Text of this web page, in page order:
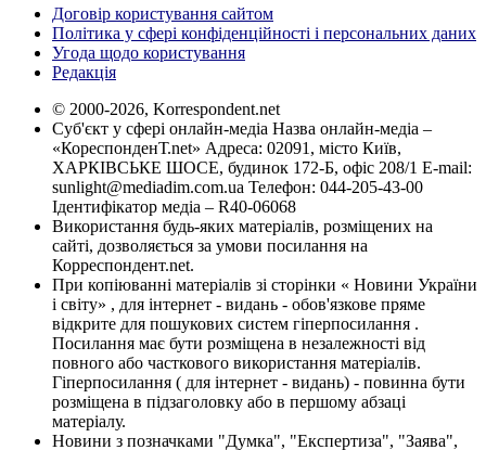
Договір користування сайтом
Політика у сфері конфіденційності і персональних даних
Угода щодо користування
Редакція
© 2000-2026, Korrespondent.net
Суб'єкт у сфері онлайн-медіа Назва онлайн-медіа –
«КореспонденТ.net» Адреса: 02091, місто Київ,
ХАРКІВСЬКЕ ШОСЕ, будинок 172-Б, офіс 208/1 E-mail:
sunlight@mediadim.com.ua Телефон: 044-205-43-00
Ідентифікатор медіа – R40-06068
Використання будь-яких матеріалів, розміщених на
сайті, дозволяється за умови посилання на
Корреспондент.net.
При копіюванні матеріалів зі сторінки « Новини України
і світу» , для інтернет - видань - обов'язкове пряме
відкрите для пошукових систем гіперпосилання .
Посилання має бути розміщена в незалежності від
повного або часткового використання матеріалів.
Гіперпосилання ( для інтернет - видань) - повинна бути
розміщена в підзаголовку або в першому абзаці
матеріалу.
Новини з позначками "Думка", "Експертиза", "Заява",